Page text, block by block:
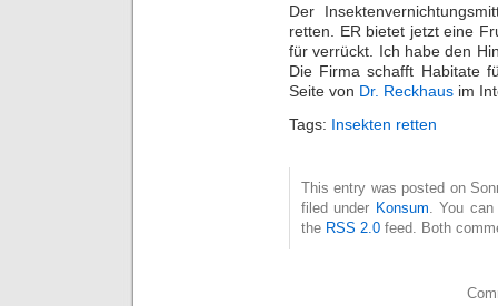
Der
retten. ER bietet jetzt eine
für verrückt. Ich habe den
Die Firma schafft Habitate
Seite von Dr. Reckhaus im
Tags: Insekten retten
This entry was posted on
filed under Konsum. You
the RSS 2.0 feed. Both